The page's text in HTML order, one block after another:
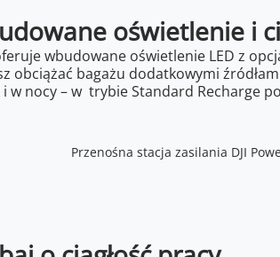
oświetlenie i
wbudowane oświetlenie LED z
obciążać bagażu dodatkowymi
w nocy – w trybie Standard Recharge